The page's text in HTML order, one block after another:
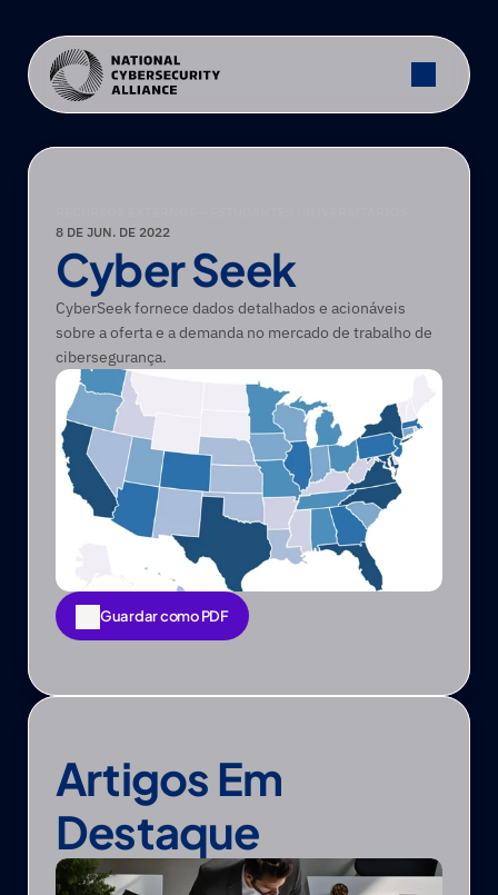
8 DE JUN. DE 2022
Cyber Seek
CyberSeek fornece dados detalhados e acionáveis
sobre a oferta e a demanda no mercado de trabalho de
cibersegurança.
Guardar como PDF
Guardar como PDF
Artigos Em
Destaque